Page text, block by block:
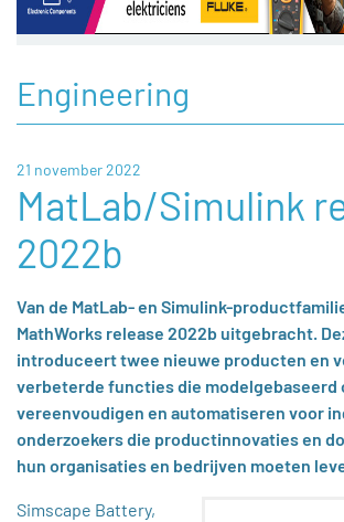
Engineering
21 november 2022
MatLab/Simulink
2022b
Van de MatLab- en Simulink-
MathWorks release 2022b uitgebracht.
introduceert twee nieuwe producten en
verbeterde functies die modelgebaseerd
vereenvoudigen en automatiseren voor
onderzoekers die productinnovaties en
hun organisaties en bedrijven moeten
Simscape Battery,